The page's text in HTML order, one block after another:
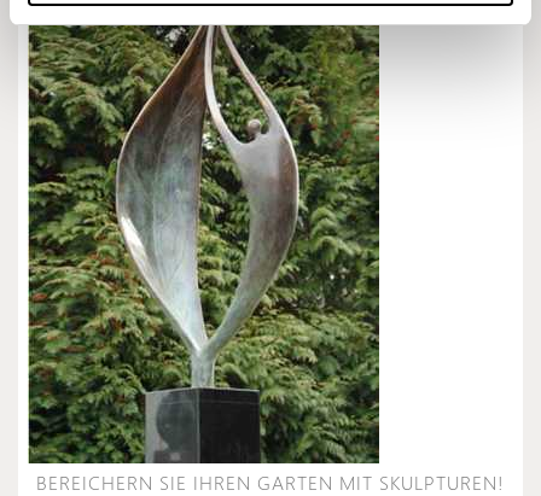
BEREICHERN SIE IHREN GARTEN MIT SKULPTUREN!